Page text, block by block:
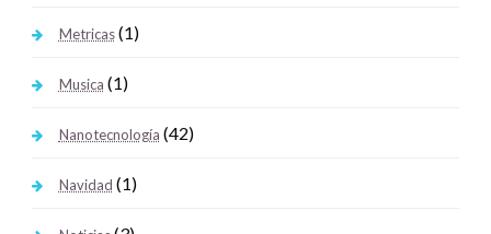
Metricas(1)
Musica (1)
Nanotecnología (42)
Navidad (1)